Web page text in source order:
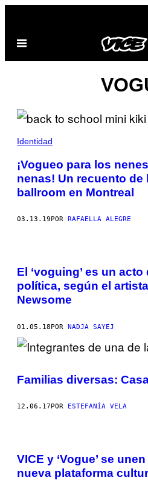
contenido
Abrir
Identidad
¡Vogueo para los
nenas! Un recuento de
ballroom en Montreal
03.13.19 POR RAFAELLA ALEGRE
El ‘voguing’ es un
política, según el
Newsome
01.05.18POR NADJA SAYEJ
Familias diversas:
12.06.17 POR ESTEFANÍA VELA
VICE y ‘Vogue’ se
nueva plataforma